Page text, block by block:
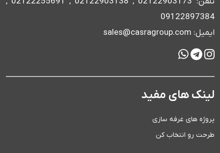
09122897384
ایمیل: sales@casragroup.com
لینک های مفید
پروژه های غرفه سازی
طرحت رو انتخاب کن